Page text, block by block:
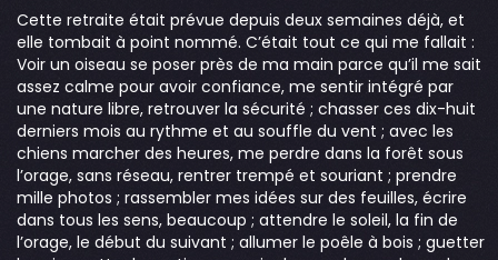
Cette retraite était prévue depuis deux semaines déjà, et
elle tombait à point nommé. C’était tout ce qui me fallait :
Voir un oiseau se poser près de ma main parce qu’il me sait
assez calme pour avoir confiance, me sentir intégré par
une nature libre, retrouver la sécurité ; chasser ces dix-huit
derniers mois au rythme et au souffle du vent ; avec les
chiens marcher des heures, me perdre dans la forêt sous
l’orage, sans réseau, rentrer trempé et souriant ; prendre
mille photos ; rassembler mes idées sur des feuilles, écrire
dans tous les sens, beaucoup ; attendre le soleil, la fin de
l’orage, le début du suivant ; allumer le poêle à bois ; guetter